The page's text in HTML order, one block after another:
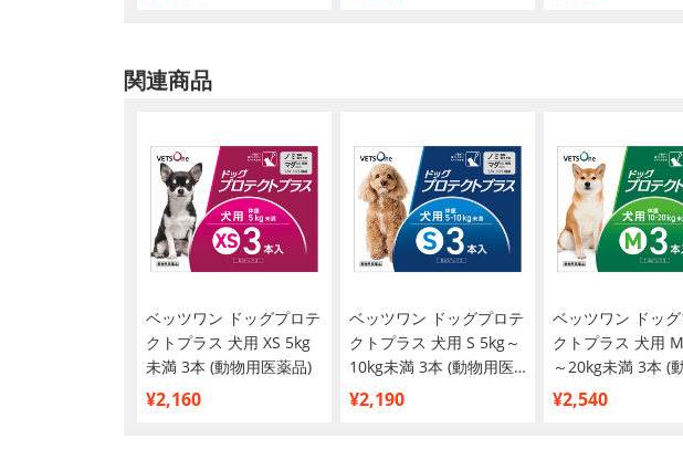
関連商品
ベッツワン ドッグプロテ
クトプラス 犬用 XS 5kg
未満 3本 (動物用医薬品)
¥2,160
ベッツワン ドッグプロテ
クトプラス 犬用 S 5kg～
10kg未満 3本 (動物用医
薬品)
¥2,190
ベッツワン ドッ
クトプラス 犬用
～20kg未満 3本 (
医薬品)
¥2,540